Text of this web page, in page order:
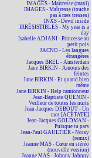
IMAGES - Maîtresse (maxi)
IMAGES - Maîtresse (touche
pas à mes tresses)
INXS - Devil inside
IRRÉSISTIBLES - My year is a
day
Isabelle ADJANI - Princesse au
petit pois
JACNO - Les langues
étrangères
Jacques BREL - Amsterdam
Jane BIRKIN - Amours des
feintes
Jane BIRKIN - Et quand bien
même
Jane BIRKIN - Help camionneur
Jean-Baptiste QUENIN -
Veilleur de toutes les nuits
Jean-Jacques DEBOUT - Un
mot [ACÉTATE]
Jean-Jacques GOLDMAN -
Puisque tu pars
Jean-Paul GAULTIER - Noisy
(remix)
Jeanne MAS - Cœur en stéréo
(nouvelle version)
Jeanne MAS - Johnny Johnny